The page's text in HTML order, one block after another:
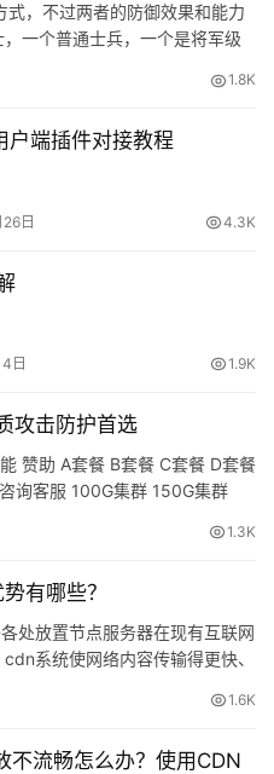
，不过两者的防御效果和能力
一个普通士兵，一个是将军级
1.8K
端插件对接教程
日 4.3K
日 1.9K
攻击防护首选
赞助 A套餐 B套餐 C套餐 D套餐
询客服 100G集群 150G集群
1.3K
有哪些？
处放置节点服务器在现有互联网
系统使网络内容传输得更快、
1.6K
不流畅怎么办？使用CDN